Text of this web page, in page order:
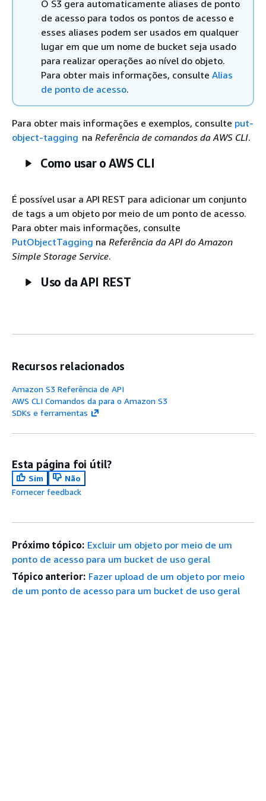
O S3 gera automaticamente aliases de ponto
de acesso para todos os pontos de acesso e
esses aliases podem ser usados em qualquer
lugar em que um nome de bucket seja usado
para realizar operações ao nível do objeto.
Para obter mais informações, consulte Alias
de ponto de acesso.
Para obter mais informações e exemplos, consulte put-
object-tagging na Referência de comandos da AWS CLI.
Como usar o AWS CLI
É possível usar a API REST para adicionar um conjunto
de tags a um objeto por meio de um ponto de acesso.
Para obter mais informações, consulte
PutObjectTagging na Referência da API do Amazon
Simple Storage Service.
Uso da API REST
Recursos relacionados
Amazon S3 Referência de API
AWS CLI Comandos da para o Amazon S3
SDKs e ferramentas
Esta página foi útil?
Sim
Não
Fornecer feedback
Próximo tópico: Excluir um objeto por meio de um
ponto de acesso para um bucket de uso geral
Tópico anterior: Fazer upload de um objeto por meio
de um ponto de acesso para um bucket de uso geral